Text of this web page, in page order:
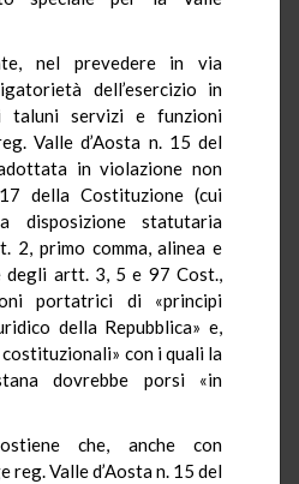
nel prevedere in via
dell’esercizio in
taluni servizi e funzioni
Valle d’Aosta n. 15 del
in violazione non
della Costituzione (cui
disposizione statutaria
2, primo comma, alinea e
degli artt. 3, 5 e 97 Cost.,
portatrici di «principi
della Repubblica» e,
con i quali la
dovrebbe porsi «in
che, anche con
Valle d’Aosta n. 15 del